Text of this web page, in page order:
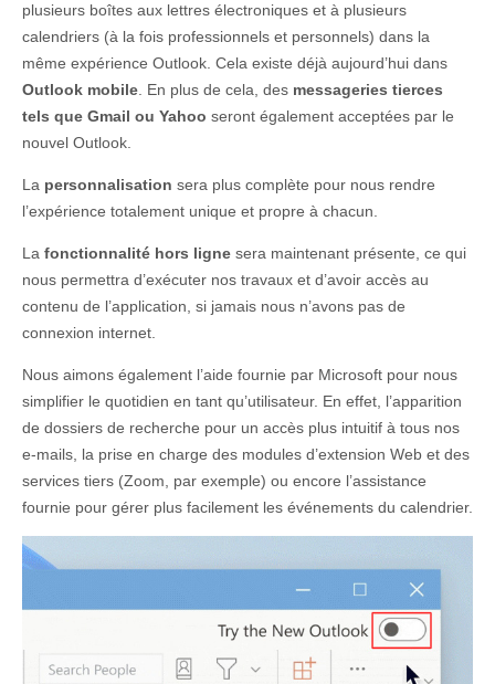
plusieurs boîtes aux lettres électroniques et à plusieurs
calendriers (à la fois professionnels et personnels) dans la
même expérience Outlook. Cela existe déjà aujourd’hui dans
Outlook mobile . En plus de cela, des messageries tierces
tels que Gmail ou Yahoo seront également acceptées par le
nouvel Outlook.
La personnalisation sera plus complète pour nous rendre
l’expérience totalement unique et propre à chacun.
La fonctionnalité hors ligne sera maintenant présente, ce qui
nous permettra d’exécuter nos travaux et d’avoir accès au
contenu de l’application, si jamais nous n’avons pas de
connexion internet.
Nous aimons également l’aide fournie par Microsoft pour nous
simplifier le quotidien en tant qu’utilisateur. En effet, l’apparition
de dossiers de recherche pour un accès plus intuitif à tous nos
e-mails, la prise en charge des modules d’extension Web et des
services tiers (Zoom, par exemple) ou encore l’assistance
fournie pour gérer plus facilement les événements du calendrier.